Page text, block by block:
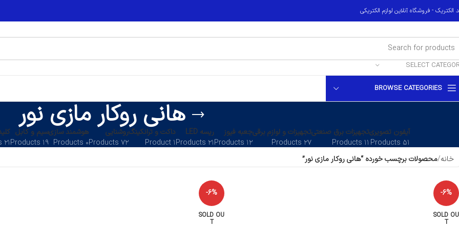
الکتریک - فروشگاه آنلاین لوازم الکتریکی
SELECT
BROWSE CATEGORIES
هانی روکار مازی نور
آیفون تصویری
۵۱ Products
تجهیزات برق صنعتی
۱۱ Products
تجهیزات و لوازم برقی
۲۷ Products
جعبه فیوز
۱۲ Products
ریسه LED
۲۱ Products
داکت و ترانکینگ
۱ Product
روشنایی
۷۲ Products
هوشمند سازی
۰ Products
سیم و کابل
۱۹ Products
۲۱ Products
خانه محصولات برچسب خورده “هانی روکار مازی نور”
-6%
SOLD OU
T
-6%
SOLD OU
T